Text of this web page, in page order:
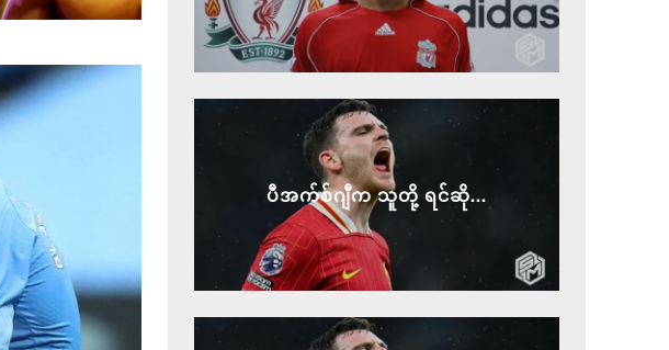
ပီအက်စ်ဂျီက သူတို့ ရင်ဆို...